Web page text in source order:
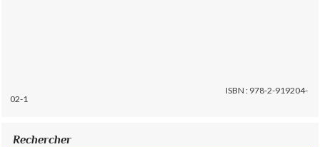
ISBN : 978-2-919204-
02-1
Rechercher